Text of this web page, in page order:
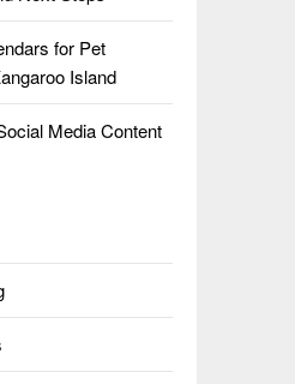
for Pet
Island
Media Content